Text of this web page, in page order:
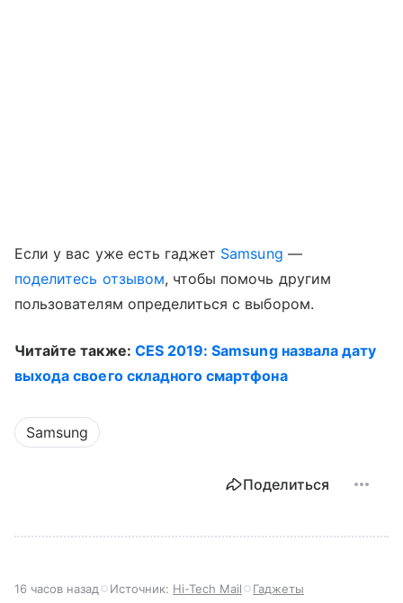
Если у вас уже есть гаджет Samsung —
поделитесь отзывом, чтобы помочь другим
пользователям определиться с выбором.
Читайте также: CES 2019: Samsung назвала дату
выхода своего складного смартфона
Samsung
Поделиться
16 часов назад Источник: Hi-Tech Mail Гаджеты